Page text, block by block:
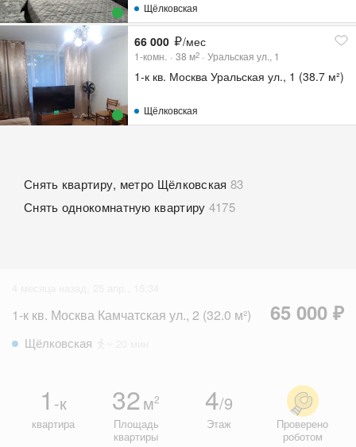
Щёлковская
66 000 /мес
1-комн. 38 м2 Уральская ул., 1
1-к кв. Москва Уральская ул., 1 (38.7 м²)
Щёлковская
Снять квартиру, метро Щёлковская 83
Снять однокомнатную квартиру 4175
1-к кв. Москва Камчатская ул., 2 (32.0 м²) 65 000 ₽
Щёлковская
1 -к
квартира
32 м2
Площадь
квартиры
4/9
Этаж
Проверено
роботом